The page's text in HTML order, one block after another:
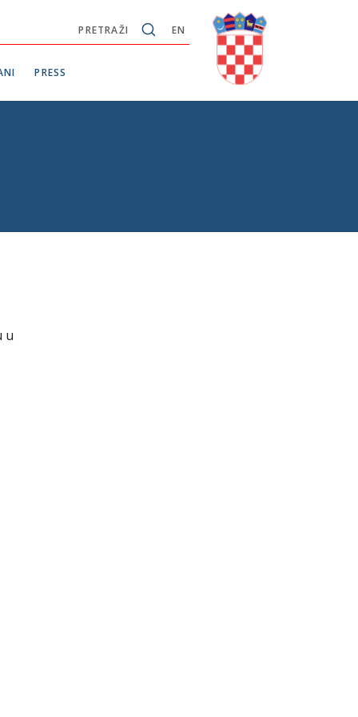
EN
PRETRAŽI
PRESS
u